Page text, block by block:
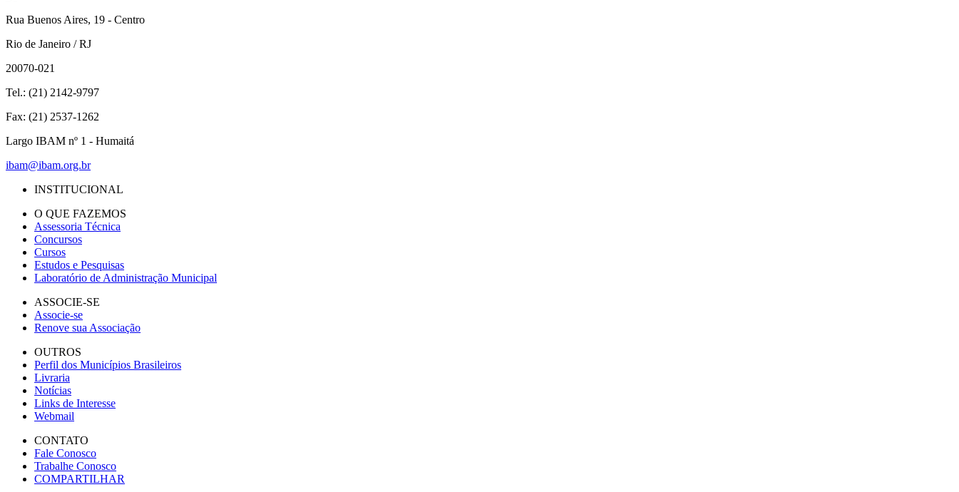
Rua Buenos Aires, 19 - Centro
Rio de Janeiro / RJ
20070-021
Tel.: (21) 2142-9797
Fax: (21) 2537-1262
Largo IBAM nº 1 - Humaitá
ibam@ibam.org.br
INSTITUCIONAL
O QUE FAZEMOS
Assessoria Técnica
Concursos
Cursos
Estudos e Pesquisas
Laboratório de Administração Municipal
ASSOCIE-SE
Associe-se
Renove sua Associação
OUTROS
Perfil dos Municípios Brasileiros
Livraria
Notícias
Links de Interesse
Webmail
CONTATO
Fale Conosco
Trabalhe Conosco
COMPARTILHAR